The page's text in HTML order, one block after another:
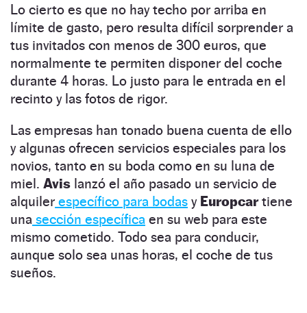
Lo cierto es que no hay techo por arriba en
límite de gasto, pero resulta difícil sorprender a
tus invitados con menos de 300 euros, que
normalmente te permiten disponer del coche
durante 4 horas. Lo justo para le entrada en el
recinto y las fotos de rigor.
Las empresas han tonado buena cuenta de ello
y algunas ofrecen servicios especiales para los
novios, tanto en su boda como en su luna de
miel. Avis lanzó el año pasado un servicio de
alquiler específico para bodas y Europcartiene
una sección específica en su web para este
mismo cometido. Todo sea para conducir,
aunque solo sea unas horas, el coche de tus
sueños.